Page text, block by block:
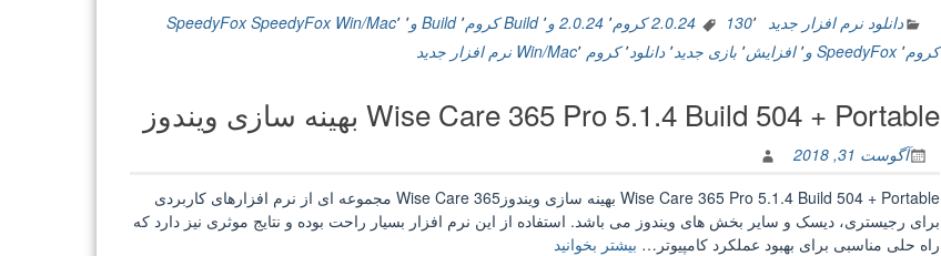
Build
سرعت
فایرفاکس
دانلود نرم افزار جدید 130٬ 2.0.24 کروم ٬ 2.0.24 و ٬ Build کروم ٬ Build و ٬ SpeedyFox Win/Mac٬
SpeedyFox
کروم٬ SpeedyFox و ٬ افزایش٬ بازی جدید٬ دانلود٬ کروم Win/Mac ٬ نرم افزار جدید
Wise Care 365 Pro 5.1.4 Build 504 + Portable بهینه سازی ویندوز
آگوست 31, 2018
Wise Care 365 Pro 5.1.4 Build 504 + Portable بهینه سازی ویندوزWise Care 365 مجموعه ای از نرم افزارهای کاربردی
برای رجیستری، دیسک و سایر بخش های ویندوز می باشد. استفاده از این نرم افزار بسیار راحت بوده و نتایج موثری نیز دارد که
راه حلی مناسبی برای بهبود عملکرد کامپیوتر… بیشتر بخوانید